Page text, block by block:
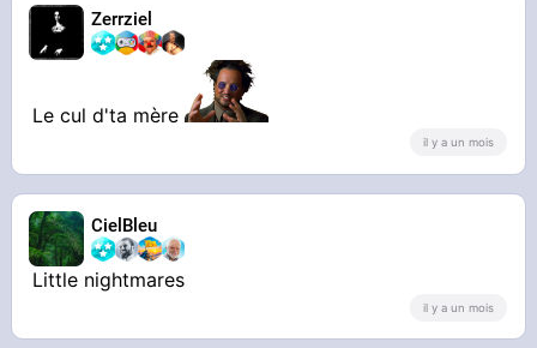
Zerrziel
Le cul d'ta mère
il y a un mois
CielBleu
Little nightmares
il y a un mois